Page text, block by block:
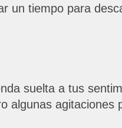
un tiempo para
suelta a tus
algunas agitaciones